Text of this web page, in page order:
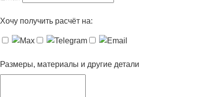
Хочу получить расчёт на:
Размеры, материалы и другие детали